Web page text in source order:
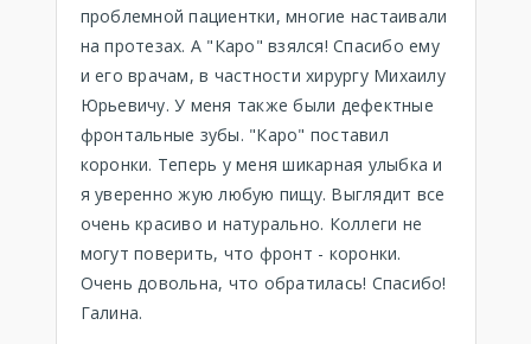
проблемной пациентки, многие настаивали
на протезах. А "Каро" взялся! Спасибо ему
и его врачам, в частности хирургу Михаилу
Юрьевичу. У меня также были дефектные
фронтальные зубы. "Каро" поставил
коронки. Теперь у меня шикарная улыбка и
я уверенно жую любую пищу. Выглядит все
очень красиво и натурально. Коллеги не
могут поверить, что фронт - коронки.
Очень довольна, что обратилась! Спасибо!
Галина.